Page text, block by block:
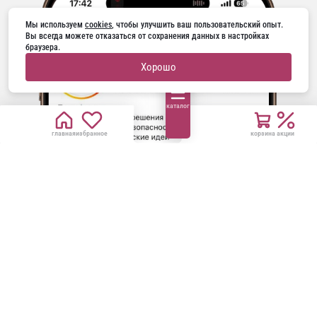
главнаяизбранное
каталог
корзина акции
Мы используем cookies, чтобы улучшить ваш пользовательский опыт.
Вы всегда можете отказаться от сохранения данных в настройках
браузера.
Хорошо